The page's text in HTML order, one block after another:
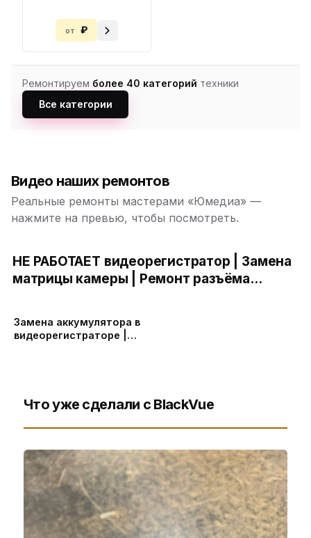
от ₽
Ремонтируем более 40 категорий техники
Все категории
Видео наших ремонтов
Реальные ремонты мастерами «Юмедиа» —
нажмите на превью, чтобы посмотреть.
НЕ РАБОТАЕТ видеорегистратор | Замена
матрицы камеры | Ремонт разъёма
Замена аккумулятора в
видеорегистраторе |
Что уже сделали с BlackVue